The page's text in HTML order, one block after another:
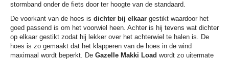
stormband onder de fiets door ter hoogte van de standaard.
De voorkant van de hoes is dichter bij elkaar gestikt waardoor het
goed passend is om het voorwiel heen. Achter is hij tevens wat dichter
op elkaar gestikt zodat hij lekker over het achterwiel te halen is. De
hoes is zo gemaakt dat het klapperen van de hoes in de wind
maximaal wordt beperkt. De Gazelle Makki Load wordt zo uitermate